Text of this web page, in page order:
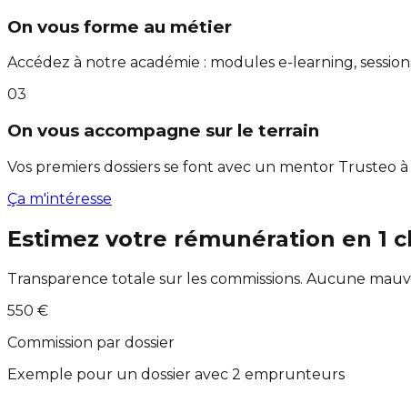
On vous forme au métier
Accédez à notre académie : modules e-learning,
03
On vous accompagne sur le terrain
Vos premiers dossiers se font avec un mentor Trusteo
Ça m'intéresse
Estimez votre rémunération en 1
Transparence totale sur les commissions. Aucune
550 €
Commission par dossier
Exemple pour un dossier avec 2 emprunteurs